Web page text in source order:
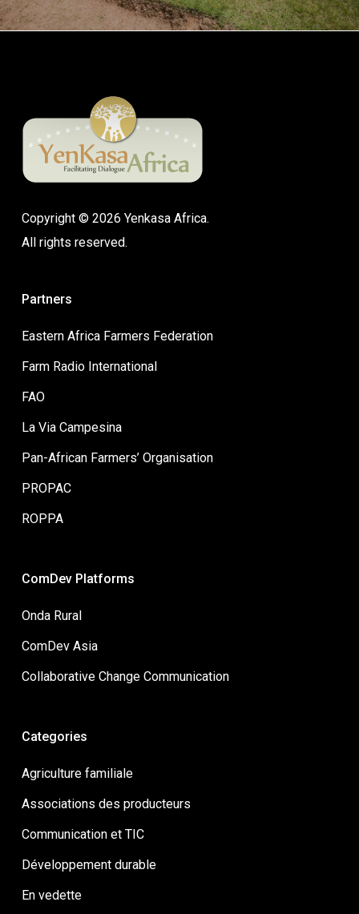
Copyright © 2026 Yenkasa Africa.
All rights reserved.
Partners
Eastern Africa Farmers Federation
Farm Radio International
FAO
La Via Campesina
Pan-African Farmers’ Organisation
PROPAC
ROPPA
ComDev Platforms
Onda Rural
ComDev Asia
Collaborative Change Communication
Categories
Agriculture familiale
Associations des producteurs
Communication et TIC
Développement durable
En vedette